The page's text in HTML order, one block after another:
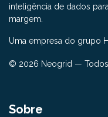
inteligência de dados
margem.
Uma empresa do grupo
© 2026 Neogrid —
Sobre